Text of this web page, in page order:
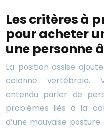
Les critères à
pour acheter
une personne
La position assise
colonne vertébrale.
entendu parler de
problèmes liés à la
d’une mauvaise posture